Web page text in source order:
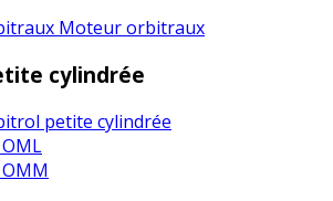
Moteur orbitraux
cylindrée